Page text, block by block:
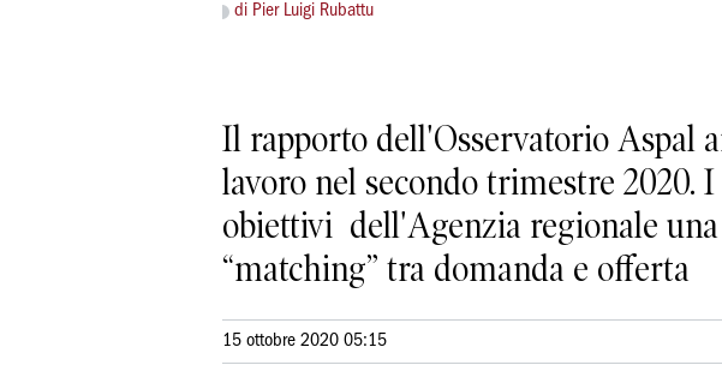
di Pier Luigi Rubattu
Il rapporto dell'Osservatorio Aspal
lavoro nel secondo trimestre 2020.
obiettivi dell'Agenzia regionale
“matching” tra domanda e offerta
15 ottobre 2020 05:15